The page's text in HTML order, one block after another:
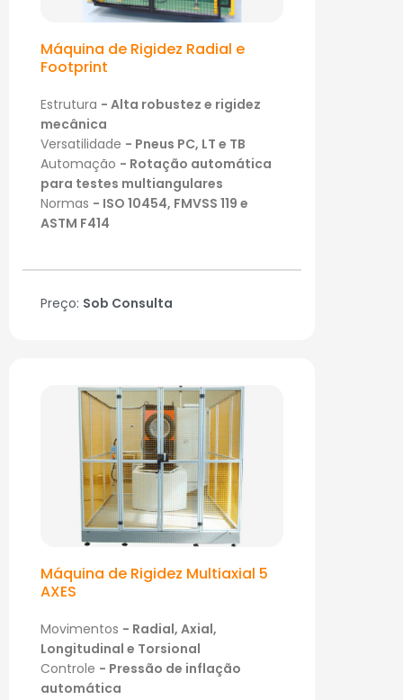
Máquina de Rigidez Radial e
Footprint
Estrutura - Alta robustez e rigidez
mecânica
Versatilidade - Pneus PC, LT e TB
Automação - Rotação automática
para testes multiangulares
Normas - ISO 10454, FMVSS 119 e
ASTM F414
Preço: Sob Consulta
Máquina de Rigidez Multiaxial 5
AXES
Movimentos - Radial, Axial,
Longitudinal e Torsional
Controle - Pressão de inflação
automática